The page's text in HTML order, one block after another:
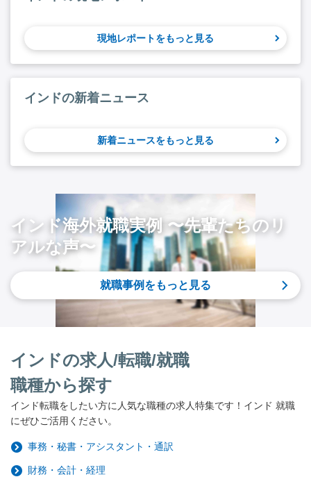
現地レポートをもっと見る
インドの新着ニュース
新着ニュースをもっと見る
インド海外就職実例 〜先輩たちのリ
アルな声〜
就職事例をもっと見る
インドの求人/転職/就職
職種から探す
インド転職をしたい方に人気な職種の求人特集です！インド 就職
にぜひご活用ください。
事務・秘書・アシスタント・通訳
財務・会計・経理